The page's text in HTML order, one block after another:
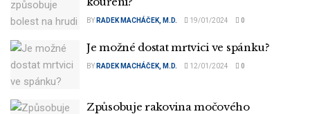
BY RADEK MACHÁČEK, M.D. 19/01/2024 0
Je možné dostat mrtvici ve spánku?
BY RADEK MACHÁČEK, M.D. 12/01/2024 0
Způsobuje rakovina močového